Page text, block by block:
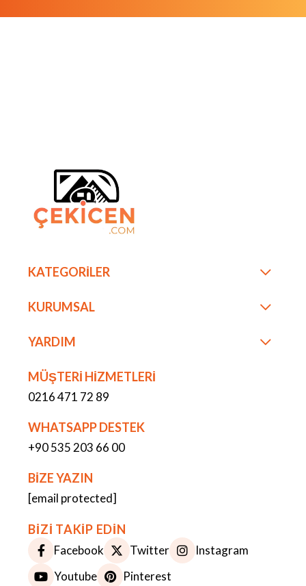
KATEGORİLER
KURUMSAL
YARDIM
MÜŞTERİ HİZMETLERİ
0216 471 72 89
WHATSAPP DESTEK
+90 535 203 66 00
BİZE YAZIN
[email protected]
BİZİ TAKİP EDİN
Facebook Twitter
Instagram
Youtube
Pinterest